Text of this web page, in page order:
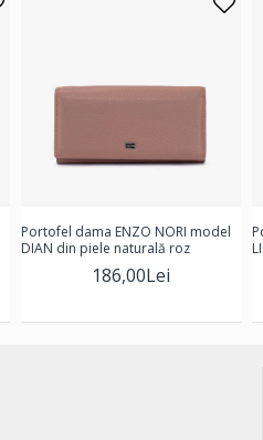
Portofel dama ENZO NORI model
DIAN din piele naturală roz
186,00Lei